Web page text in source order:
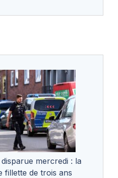
mercredi : la
fillette de trois ans